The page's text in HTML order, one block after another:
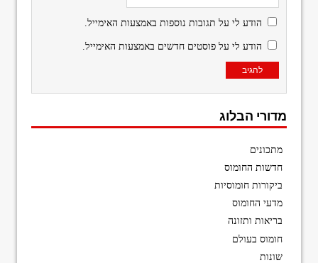
הודע לי על תגובות נוספות באמצעות האימייל.
הודע לי על פוסטים חדשים באמצעות האימייל.
מדורי הבלוג
מתכונים
חדשות החומוס
ביקורות חומוסיות
מדעי החומוס
בריאות ותזונה
חומוס בעולם
שונות